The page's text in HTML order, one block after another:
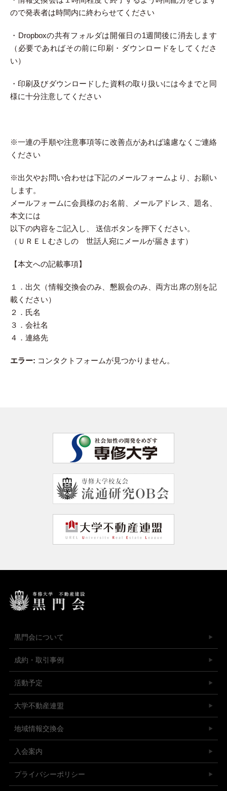
ので発表者は時間内に終わらせてください
・Dropboxの共有フォルダは開催日の1週間後に消去します
（必要であればその前に印刷・ダウンロードをしてくださ
い）
・印刷及びダウンロードした資料の取り扱いには今までと同
様に十分注意してください
※一連の手順や注意事項等に改善点があれば遠慮なくご連絡
ください
※出欠やお問い合わせは下記のメールフォームより、お願い
します。
メールフォームに会員様のお名前、メールアドレス、題名、
本文には
以下の内容をご記入し、 送信ボタンを押下ください。
（ＵＲＥＬむさしの 世話人宛にメールが届きます）
【本文への記載事項】
１．出欠（情報交換会のみ、懇親会のみ、両方出席の別を記
載ください）
２．氏名
３．会社名
４．連絡先
エラー: コンタクトフォームが見つかりません。
黒門会について
成約・取引事例
活動予定
大学不動産連盟
地域情報交換会
入会案内
プライバシーポリシー